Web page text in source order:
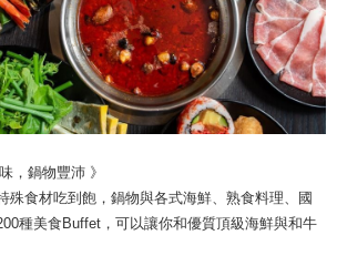
，鍋物豐沛 》
殊食材吃到飽，鍋物與各式海鮮、熟食料理、國
種美食Buffet，可以讓你和優質頂級海鮮與和牛